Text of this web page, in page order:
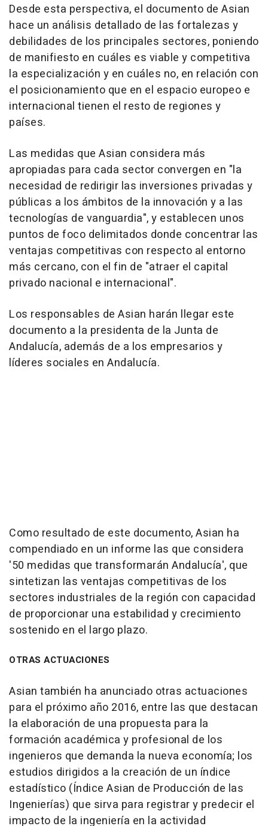
Desde esta perspectiva, el documento de Asian
hace un análisis detallado de las fortalezas y
debilidades de los principales sectores, poniendo
de manifiesto en cuáles es viable y competitiva
la especialización y en cuáles no, en relación con
el posicionamiento que en el espacio europeo e
internacional tienen el resto de regiones y
países.
Las medidas que Asian considera más
apropiadas para cada sector convergen en "la
necesidad de redirigir las inversiones privadas y
públicas a los ámbitos de la innovación y a las
tecnologías de vanguardia", y establecen unos
puntos de foco delimitados donde concentrar las
ventajas competitivas con respecto al entorno
más cercano, con el fin de "atraer el capital
privado nacional e internacional".
Los responsables de Asian harán llegar este
documento a la presidenta de la Junta de
Andalucía, además de a los empresarios y
líderes sociales en Andalucía.
Como resultado de este documento, Asian ha
compendiado en un informe las que considera
'50 medidas que transformarán Andalucía', que
sintetizan las ventajas competitivas de los
sectores industriales de la región con capacidad
de proporcionar una estabilidad y crecimiento
sostenido en el largo plazo.
OTRAS ACTUACIONES
Asian también ha anunciado otras actuaciones
para el próximo año 2016, entre las que destacan
la elaboración de una propuesta para la
formación académica y profesional de los
ingenieros que demanda la nueva economía; los
estudios dirigidos a la creación de un índice
estadístico (Índice Asian de Producción de las
Ingenierías) que sirva para registrar y predecir el
impacto de la ingeniería en la actividad